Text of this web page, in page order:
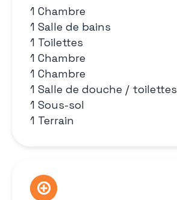
1 Chambre
1 Salle de bains
1 Toilettes
1 Chambre
1 Chambre
1 Salle de douche / toilettes
1 Sous-sol
1 Terrain